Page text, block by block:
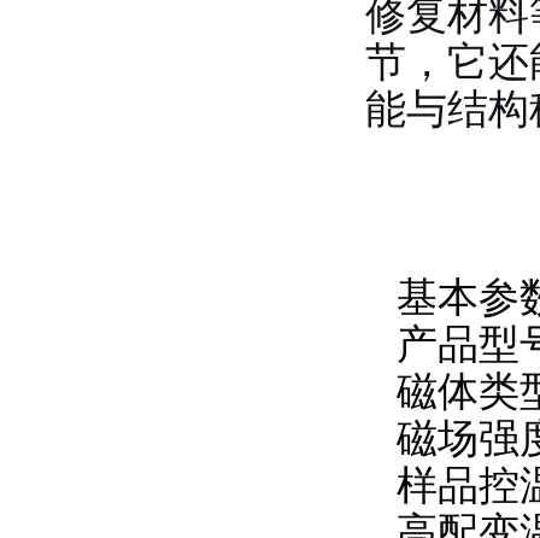
修复材
节，它
能与结构
基本参
产品型
磁体类
磁场强
样品控